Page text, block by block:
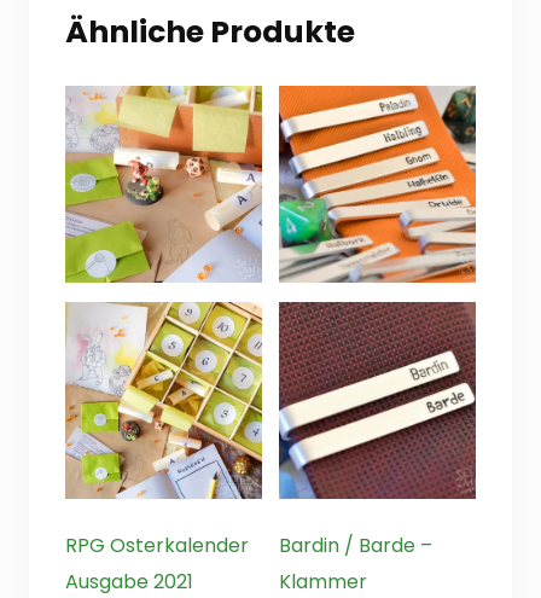
Ähnliche Produkte
RPG Osterkalender
Ausgabe 2021
Bardin / Barde –
Klammer